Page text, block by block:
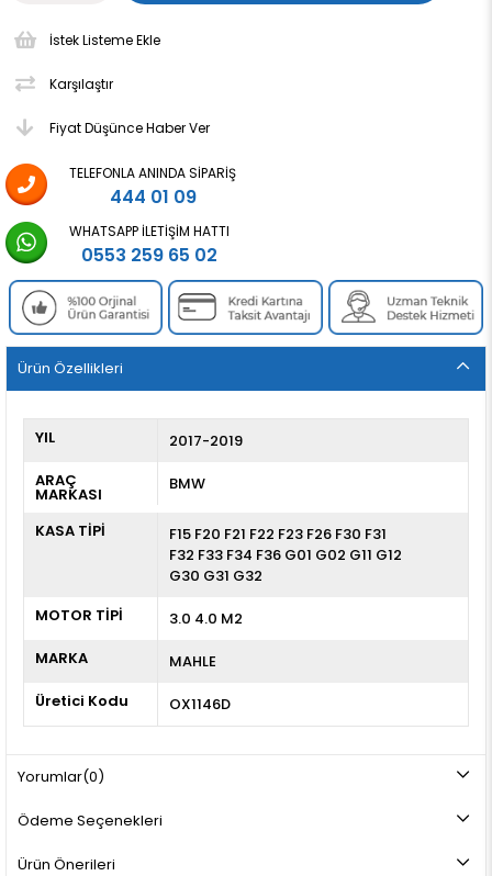
İstek Listeme Ekle
Karşılaştır
Fiyat Düşünce Haber Ver
TELEFONLA ANINDA SIPARIŞ
444 01 09
WHATSAPP İLETIŞIM HATTI
0553 259 65 02
Ürün Özellikleri
YIL
2017-2019
ARAÇ
MARKASI
BMW
KASA TİPİ
F15 F20 F21 F22 F23 F26 F30 F31
F32 F33 F34 F36 G01 G02 G11 G12
G30 G31 G32
MOTOR TİPİ
3.0 4.0 M2
MARKA
MAHLE
Üretici Kodu
OX1146D
Yorumlar(0)
Ödeme Seçenekleri
Ürün Önerileri